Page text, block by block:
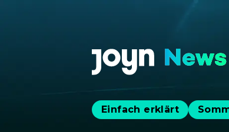
Einfach erklärt